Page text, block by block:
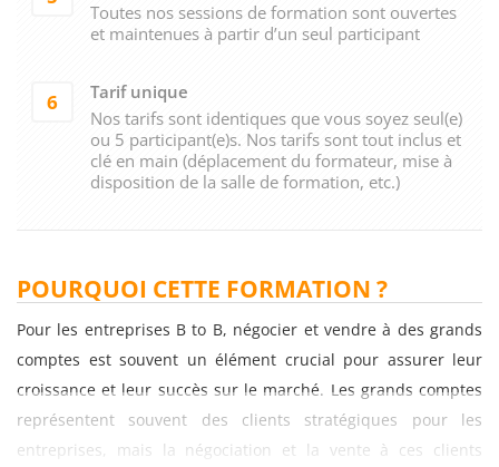
Toutes nos sessions de formation sont ouvertes
et maintenues à partir d’un seul participant
6
Tarif unique
Nos tarifs sont identiques que vous soyez seul(e)
ou 5 participant(e)s. Nos tarifs sont tout inclus et
clé en main (déplacement du formateur, mise à
disposition de la salle de formation, etc.)
POURQUOI CETTE FORMATION ?
Pour les entreprises B to B, négocier et vendre à des grands
comptes est souvent un élément crucial pour assurer leur
croissance et leur succès sur le marché. Les grands comptes
représentent souvent des clients stratégiques pour les
entreprises, mais la négociation et la vente à ces clients